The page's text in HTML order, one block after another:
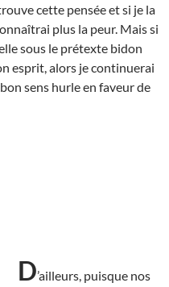
cette pensée et si je la
plus la peur. Mais si
sous le prétexte bidon
esprit, alors je continuerai
sens hurle en faveur de
D’ailleurs, puisque nos